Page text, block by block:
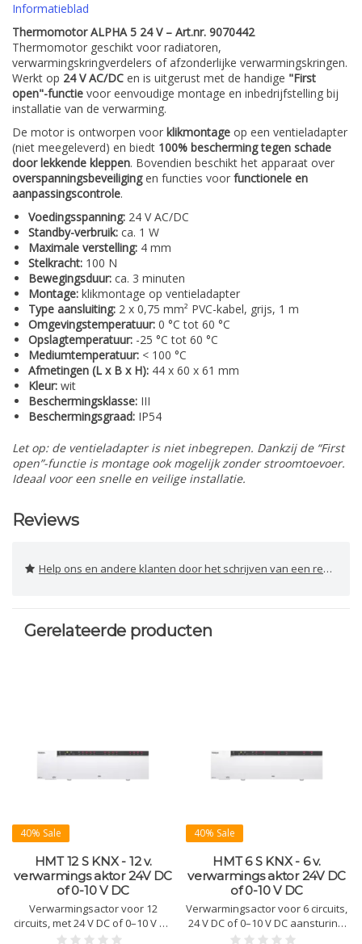
Informatieblad
Thermomotor ALPHA 5 24 V – Art.nr. 9070442
Thermomotor geschikt voor radiatoren,
verwarmingskringverdelers of afzonderlijke verwarmingskringen.
Werkt op 24 V AC/DC en is uitgerust met de handige "First
open"-functie voor eenvoudige montage en inbedrijfstelling bij
installatie van de verwarming.
De motor is ontworpen voor klikmontage op een ventieladapter
(niet meegeleverd) en biedt 100% bescherming tegen schade
door lekkende kleppen. Bovendien beschikt het apparaat over
overspanningsbeveiligingen functies voor functionele en
aanpassingscontrole.
Voedingsspanning: 24 V AC/DC
Standby-verbruik: ca. 1 W
Maximale verstelling: 4 mm
Stelkracht: 100 N
Bewegingsduur: ca. 3 minuten
Montage: klikmontage op ventieladapter
Type aansluiting: 2 x 0,75 mm² PVC-kabel, grijs, 1 m
Omgevingstemperatuur: 0 °C tot 60 °C
Opslagtemperatuur: -25 °C tot 60 °C
Mediumtemperatuur: < 100 °C
Afmetingen (L x B x H): 44 x 60 x 61 mm
Kleur: wit
Beschermingsklasse: III
Beschermingsgraad: IP54
Let op: de ventieladapter is niet inbegrepen. Dankzij de “First
open”-functie is montage ook mogelijk zonder stroomtoevoer.
Ideaal voor een snelle en veilige installatie.
Reviews
Help ons en andere klanten door het schrijven van een review
Gerelateerde producten
40% Sale
HMT 12 S KNX - 12 v.
verwarmings aktor 24V DC
of 0-10 V DC
Verwarmingsactor voor 12
circuits, met 24 V DC of 0–10 V DC
aansturing. Zonder KNX-
40% Sale
HMT 6 S KNX - 6 v.
verwarmings aktor 24V DC
of 0-10 V DC
Verwarmingsactor voor 6 circuits,
24 V DC of 0–10 V DC aansturing.
Geen KNX-thermostaat nodig.